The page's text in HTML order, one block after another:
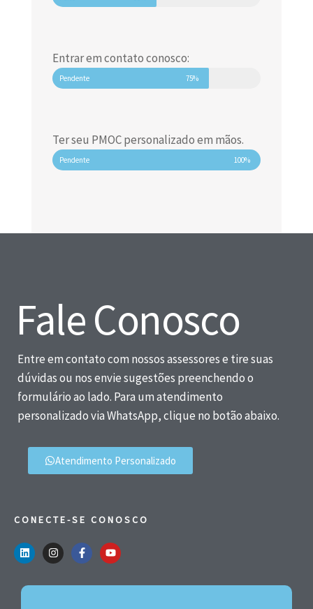
Entrar em contato conosco:
Pendente 75%
Ter seu PMOC personalizado em mãos.
Pendente 100%
Fale Conosco
Entre em contato com nossos assessores e tire suas
dúvidas ou nos envie sugestões preenchendo o
formulário ao lado. Para um atendimento
personalizado via WhatsApp, clique no botão abaixo.
Atendimento Personalizado
CONECTE-SE CONOSCO